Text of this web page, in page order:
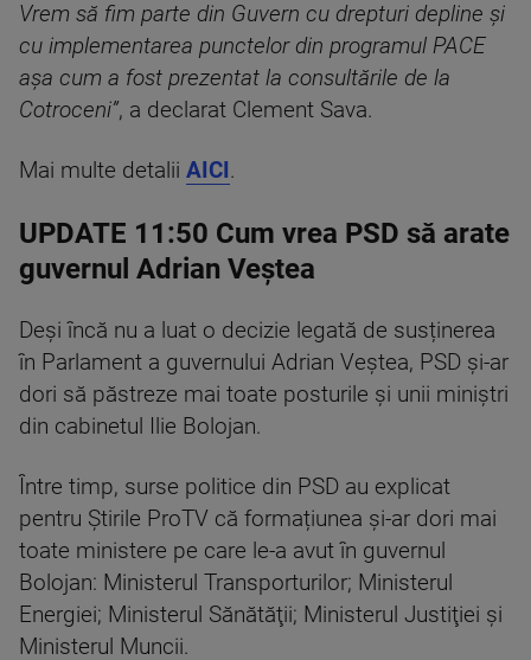
Vrem să fim parte din Guvern cu drepturi depline și
cu implementarea punctelor din programul PACE
așa cum a fost prezentat la consultările de la
Cotroceni”, a declarat Clement Sava.
Mai multe detalii AICI.
UPDATE 11:50 Cum vrea PSD să arate
guvernul Adrian Veștea
Deși încă nu a luat o decizie legată de susținerea
în Parlament a guvernului Adrian Veștea, PSD și-ar
dori să păstreze mai toate posturile și unii miniștri
din cabinetul Ilie Bolojan.
Între timp, surse politice din PSD au explicat
pentru Știrile ProTV că formațiunea și-ar dori mai
toate ministere pe care le-a avut în guvernul
Bolojan: Ministerul Transporturilor; Ministerul
Energiei; Ministerul Sănătăţii; Ministerul Justiţiei și
Ministerul Muncii.